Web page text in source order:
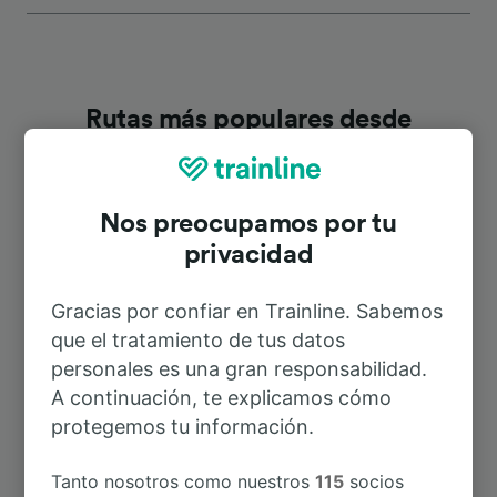
Rutas más populares desde
Aguilcourt—Variscourt
Duración
A Reims 17min
A Reims Ville
A Arras 3h 10min
Nos preocupamos por tu
privacidad
Gracias por confiar en Trainline. Sabemos
que el tratamiento de tus datos
personales es una gran responsabilidad.
A continuación, te explicamos cómo
protegemos tu información.
Tanto nosotros como nuestros115 socios